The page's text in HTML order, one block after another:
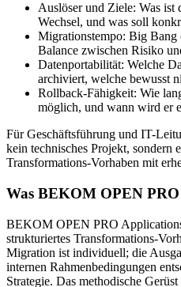
Auslöser und Ziele: Was ist
Wechsel, und was soll
Migrationstempo: Big
Balance zwischen Risiko
Datenportabilität: Welche
archiviert, welche bewusst
Rollback-Fähigkeit: Wie
möglich, und wann wird er
Für Geschäftsführung und IT-
kein technisches Projekt, sondern
Transformations-Vorhaben mit
Was BEKOM OPEN
BEKOM OPEN PRO
strukturiertes Transformations-
Migration ist individuell; die
internen Rahmenbedingungen
Strategie. Das methodische